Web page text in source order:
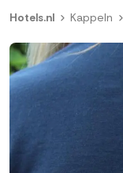
Hotels.nl Kappeln